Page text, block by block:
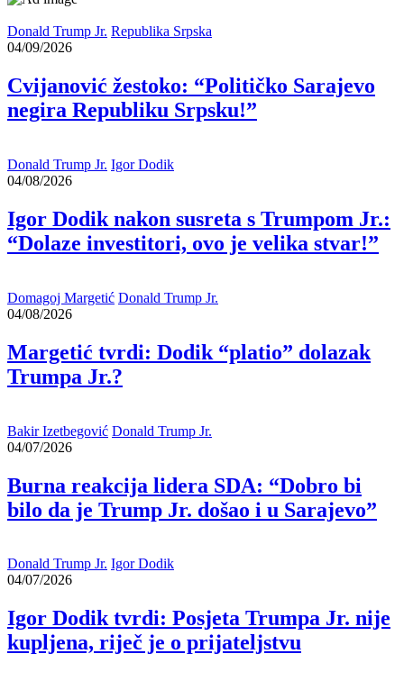
Donald Trump Jr. Republika Srpska
04/09/2026
Cvijanović žestoko: “Političko Sarajevo
negira Republiku Srpsku!”
Donald Trump Jr. Igor Dodik
04/08/2026
Igor Dodik nakon susreta s Trumpom Jr.:
“Dolaze investitori, ovo je velika stvar!”
Domagoj Margetić Donald Trump Jr.
04/08/2026
Margetić tvrdi: Dodik “platio” dolazak
Trumpa Jr.?
Bakir Izetbegović Donald Trump Jr.
04/07/2026
Burna reakcija lidera SDA: “Dobro bi
bilo da je Trump Jr. došao i u Sarajevo”
Donald Trump Jr. Igor Dodik
04/07/2026
Igor Dodik tvrdi: Posjeta Trumpa Jr. nije
kupljena, riječ je o prijateljstvu